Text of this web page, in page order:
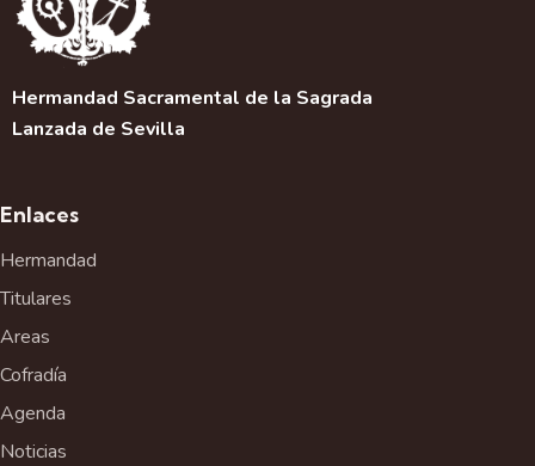
Hermandad Sacramental de la Sagrada
Lanzada de Sevilla
Enlaces
Hermandad
Titulares
Areas
Cofradía
Agenda
Noticias